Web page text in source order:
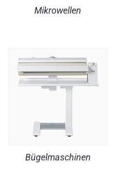
Mikrowellen
Bügelmaschinen